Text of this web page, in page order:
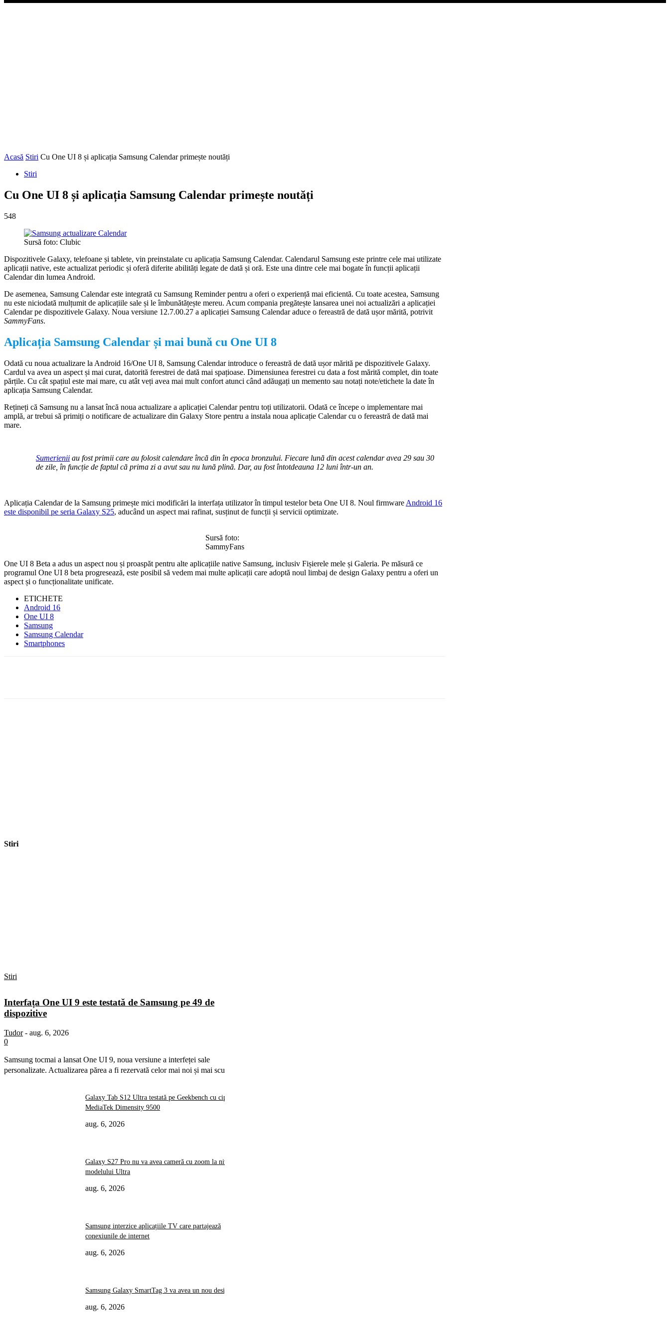
Acasă Stiri Cu One UI 8 și aplicația Samsung Calendar primește noutăți
Stiri
Cu One UI 8 și aplicația Samsung Calendar primește noutăți
548
Sursă foto: Clubic
Dispozitivele Galaxy, telefoane și tablete, vin preinstalate cu aplicația Samsung Calendar. Calendarul Samsung este printre cele mai utilizate
aplicații native, este actualizat periodic și oferă diferite abilități legate de dată și oră. Este una dintre cele mai bogate în funcții aplicații
Calendar din lumea Android.
De asemenea, Samsung Calendar este integrată cu Samsung Reminder pentru a oferi o experiență mai eficientă. Cu toate acestea, Samsung
nu este niciodată mulțumit de aplicațiile sale și le îmbunătățește mereu. Acum compania pregătește lansarea unei noi actualizări a aplicației
Calendar pe dispozitivele Galaxy. Noua versiune 12.7.00.27 a aplicației Samsung Calendar aduce o fereastră de dată ușor mărită, potrivit
SammyFans.
Aplicația Samsung Calendar și mai bună cu One UI 8
Odată cu noua actualizare la Android 16/One UI 8, Samsung Calendar introduce o fereastră de dată ușor mărită pe dispozitivele Galaxy.
Cardul va avea un aspect și mai curat, datorită ferestrei de dată mai spațioase. Dimensiunea ferestrei cu data a fost mărită complet, din toate
părțile. Cu cât spațiul este mai mare, cu atât veți avea mai mult confort atunci când adăugați un memento sau notați note/etichete la date în
aplicația Samsung Calendar.
Rețineți că Samsung nu a lansat încă noua actualizare a aplicației Calendar pentru toți utilizatorii. Odată ce începe o implementare mai
amplă, ar trebui să primiți o notificare de actualizare din Galaxy Store pentru a instala noua aplicație Calendar cu o fereastră de dată mai
mare.
Sumerienii au fost primii care au folosit calendare încă din în epoca bronzului. Fiecare lună din acest calendar avea 29 sau 30
de zile, în funcție de faptul că prima zi a avut sau nu lună plină. Dar, au fost întotdeauna 12 luni într-un an.
Aplicația Calendar de la Samsung primește mici modificări la interfața utilizator în timpul testelor beta One UI 8. Noul firmware Android 16
este disponibil pe seria Galaxy S25, aducând un aspect mai rafinat, susținut de funcții și servicii optimizate.
Sursă foto:
SammyFans
One UI 8 Beta a adus un aspect nou și proaspăt pentru alte aplicațiile native Samsung, inclusiv Fișierele mele și Galeria. Pe măsură ce
programul One UI 8 beta progresează, este posibil să vedem mai multe aplicații care adoptă noul limbaj de design Galaxy pentru a oferi un
aspect și o funcționalitate unificate.
ETICHETE
Android 16
One UI 8
Samsung
Samsung Calendar
Smartphones
Stiri
Stiri
Interfața One UI 9 este testată de Samsung pe 49 de
dispozitive
Tudor - aug. 6, 2026
0
Samsung tocmai a lansat One UI 9, noua versiune a interfeței sale
personalizate. Actualizarea părea a fi rezervată celor mai noi și mai scumpe...
Galaxy Tab S12 Ultra testată pe Geekbench cu cip
MediaTek Dimensity 9500
aug. 6, 2026
Galaxy S27 Pro nu va avea cameră cu zoom la nivelul
modelului Ultra
aug. 6, 2026
Samsung interzice aplicațiile TV care partajează
conexiunile de internet
aug. 6, 2026
Samsung Galaxy SmartTag 3 va avea un nou design
aug. 6, 2026